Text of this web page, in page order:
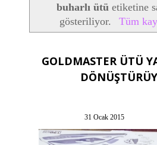
buharlı ütü etiketine
gösteriliyor.
Tüm
GOLDMASTER ÜTÜ
31 Ocak 2015